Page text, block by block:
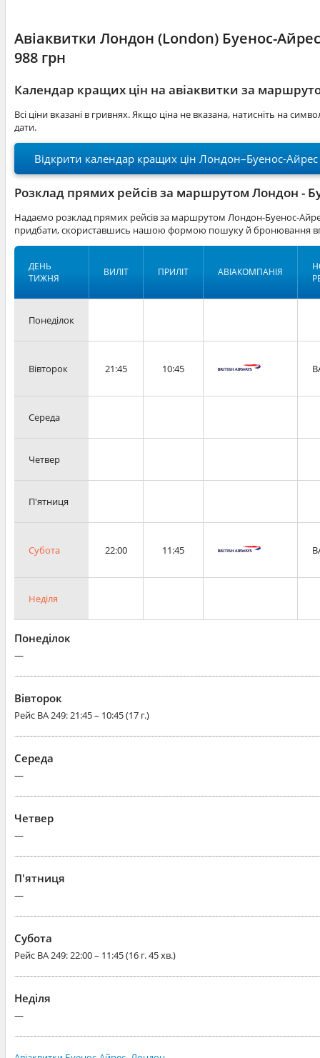
Авіаквитки Лондон (London) Буенос-
988 грн
Календар кращих цін на авіаквитки за
Всі ціни вказані в гривнях. Якщо ціна не вказана, натисніть на
дати.
Відкрити календар кращих цін Лондон–Буенос-Айрес
Розклад прямих рейсів за маршрутом Лондон -
Надаємо розклад прямих рейсів за маршрутом Лондон-Буенос-
придбати, скориставшись нашою формою пошуку й бронювання
ДЕНЬ
ТИЖНЯ
ВИЛІТ ПРИЛІТ АВІАКОМПАНІЯ
Понеділок
Вівторок 21:45 10:45
Середа
Четвер
П'ятниця
Субота 22:00 11:45
Неділя
Понеділок
—
Вівторок
Рейс BA 249: 21:45 – 10:45 (17 г.)
Середа
—
Четвер
—
П'ятниця
—
Субота
Рейс BA 249: 22:00 – 11:45 (16 г. 45 хв.)
Неділя
—